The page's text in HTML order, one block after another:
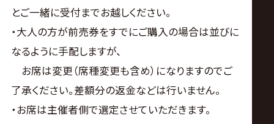
とご一緒に受付までお越しください。
・大人の方が前売券をすでにご購入の場合は並びに
なるように手配しますが、
お席は変更（席種変更も含め）になりますのでご
了承ください。差額分の返金などは行いません。
・お席は主催者側で選定させていただきます。